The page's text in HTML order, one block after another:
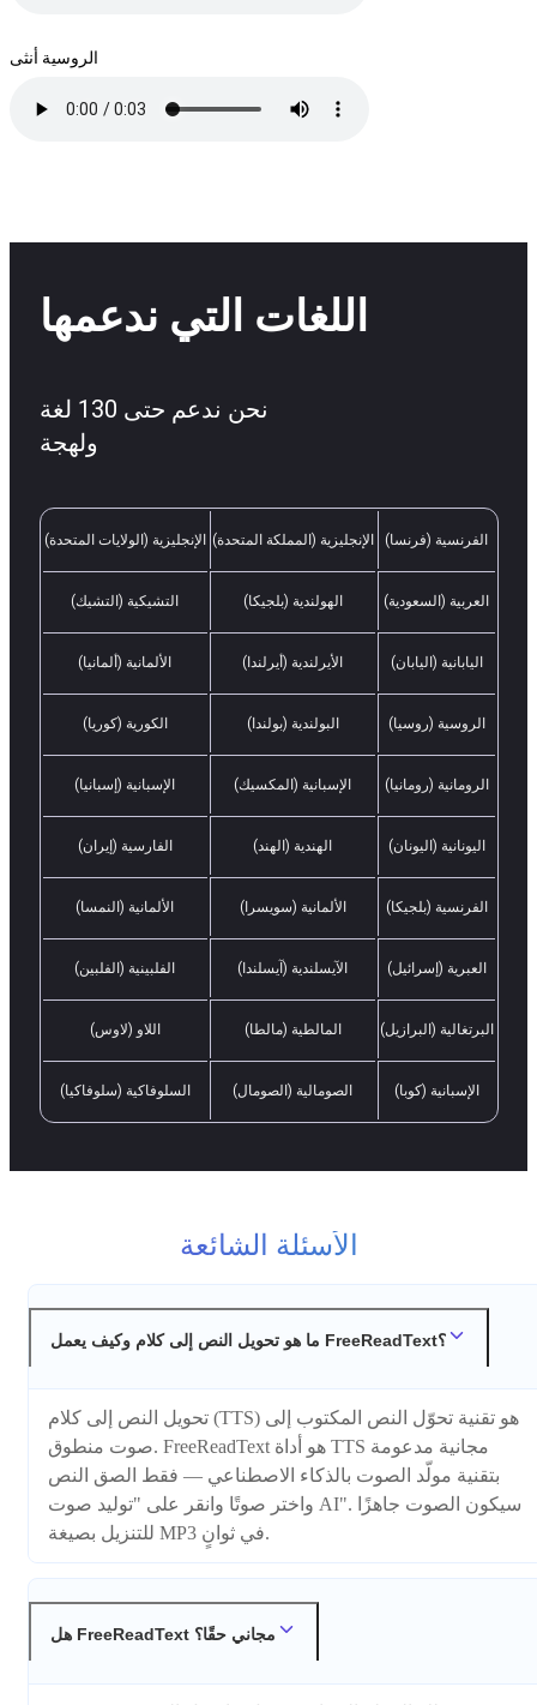
الروسية أنثى
اللغات التي ندعمها
نحن ندعم حتى 130 لغة
ولهجة
الإنجليزية (الولايات المتحدة) الإنجليزية (المملكة المتحدة) الفرنسية (فرنسا)
التشيكية (التشيك) الهولندية (بلجيكا) العربية (السعودية)
الألمانية (ألمانيا) الأيرلندية (أيرلندا) اليابانية (اليابان)
الكورية (كوريا) البولندية (بولندا) الروسية (روسيا)
الإسبانية (إسبانيا) الإسبانية (المكسيك) الرومانية (رومانيا)
الفارسية (إيران) الهندية (الهند) اليونانية (اليونان)
الألمانية (النمسا) الألمانية (سويسرا) الفرنسية (بلجيكا)
الفلبينية (الفلبين) الآيسلندية (آيسلندا) العبرية (إسرائيل)
اللاو (لاوس) المالطية (مالطا) البرتغالية (البرازيل)
السلوفاكية (سلوفاكيا) الصومالية (الصومال) الإسبانية (كوبا)
الأسئلة الشائعة
ما هو تحويل النص إلى كلام وكيف يعمل FreeReadText؟
تحويل النص إلى كلام (TTS) هو تقنية تحوّل النص المكتوب إلى
صوت منطوق. FreeReadText هو أداة TTS مجانية مدعومة
بتقنية مولّد الصوت بالذكاء الاصطناعي — فقط الصق النص
واختر صوتًا وانقر على "توليد صوت AI". سيكون الصوت جاهزًا
للتنزيل بصيغة MP3 في ثوانٍ.
هل FreeReadText مجاني حقًا؟